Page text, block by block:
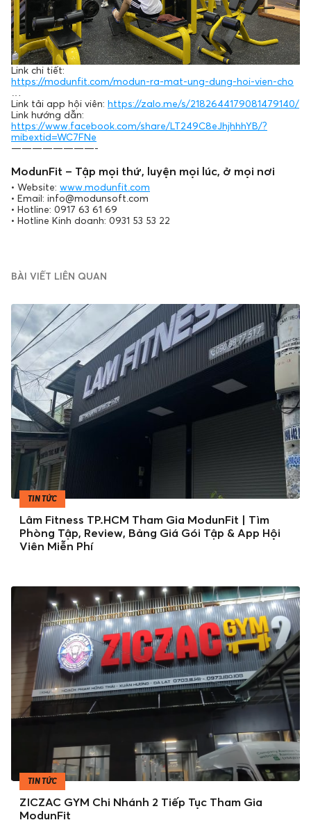
Link chi tiết:
https://modunfit.com/modun-ra-mat-ung-dung-hoi-vien-cho
Link tải app hội viên: https://zalo.me/s/2182644179081479140/
Link hướng dẫn:
https://www.facebook.com/share/LT249C8eJhjhhhYB/?
mibextid=WC7FNe
————————-
ModunFit – Tập mọi thứ, luyện mọi lúc, ở mọi nơi
• Website: www.modunfit.com
• Email: info@modunsoft.com
• Hotline: 0917 63 61 69
• Hotline Kinh doanh: 0931 53 53 22
BÀI VIẾT LIÊN QUAN
TIN TỨC
Lâm Fitness TP.HCM Tham Gia ModunFit | Tìm
Phòng Tập, Review, Bảng Giá Gói Tập & App Hội
Viên Miễn Phí
TIN TỨC
ZICZAC GYM Chi Nhánh 2 Tiếp Tục Tham Gia
ModunFit